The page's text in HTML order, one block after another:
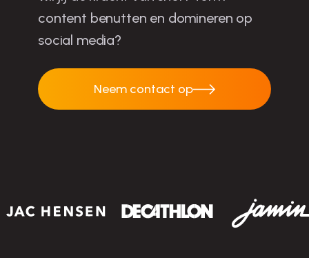
content benutten en domineren op
social media?
Neem contact op